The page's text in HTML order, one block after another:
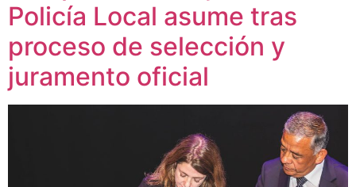
Policía Local asume tras
proceso de selección y
juramento oficial